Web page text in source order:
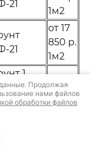
21
1м2
21
от 17
850 р.
1м2
1
- 2
от 18
599 р.
1м2
Продолжая
нами файлов
обработки файлов